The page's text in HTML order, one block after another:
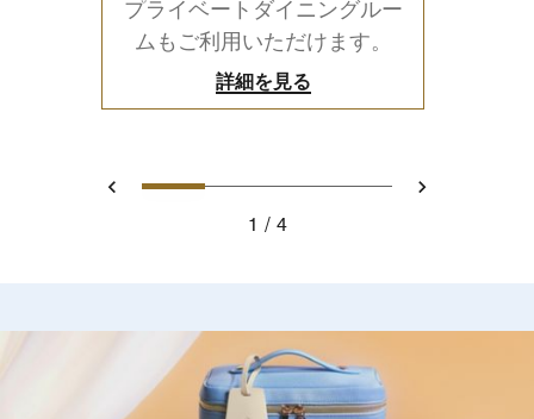
プライベートダイニングルー
ムもご利用いただけます。
詳細を見る
前へ0 1 2 3 次へ
1 4